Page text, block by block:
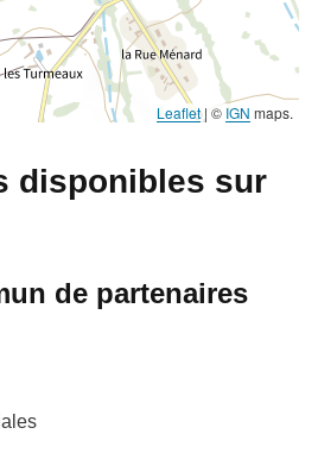
Leaflet | © IGN maps.
disponibles sur
de partenaires